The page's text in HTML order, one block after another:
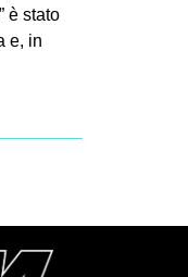
è stato
e, in